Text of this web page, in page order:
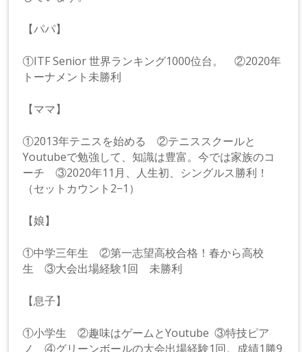
【パパ】
①ITF Senior 世界ランキング1000位台。 ②2020年
トーナメント未勝利
【ママ】
①2013年テニスを始める ②テニススクールと
Youtubeで勉強して、知識は豊富。今では家族のコ
ーチ ③2020年11月、人生初、シングルス勝利！
（セットカウント2−1）
【娘】
①中学三年生 ②第一志望高校合格！春から高校
生 ③大会出場経験1回 未勝利
【息子】
①小学生 ②趣味はゲームとYoutube ③特技ピア
ノ ④グリーンボールの大会出場経験1回。成績1勝9